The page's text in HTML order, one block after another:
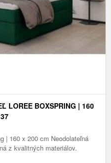
LOREE BOXSPRING | 160
| 160 x 200 cm Neodolateľná
z kvalitných materiálov.